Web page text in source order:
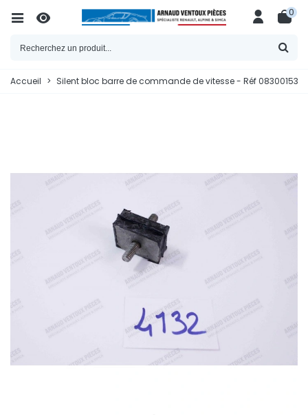
0
Accueil > Silent bloc barre de commande de vitesse - Réf